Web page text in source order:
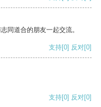
同道合的朋友一起交流。
支持[0] 反对[0]
支持[0] 反对[0]